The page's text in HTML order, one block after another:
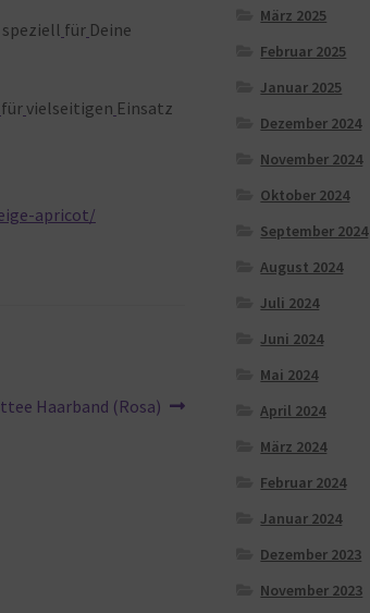
speziell für Deine
fürvielseitigen Einsatz
apricot/
Haarband (Rosa)
März 2025
Februar 2025
Januar 2025
Dezember 2024
November 2024
Oktober 2024
September 2024
August 2024
Juli 2024
Juni 2024
Mai 2024
April 2024
März 2024
Februar 2024
Januar 2024
Dezember 2023
November 2023